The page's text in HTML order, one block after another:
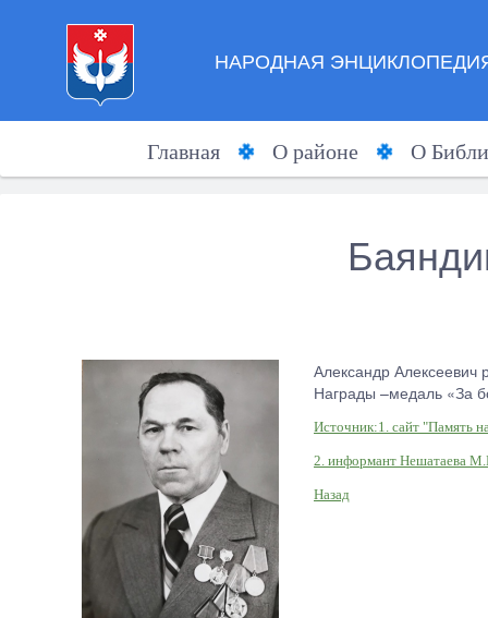
НАРОДНАЯ
Главная О районе О
Александр Алексеевич
Награды –медаль «За
Источник:1. сайт "Память
2. информант Нешатаева
Назад